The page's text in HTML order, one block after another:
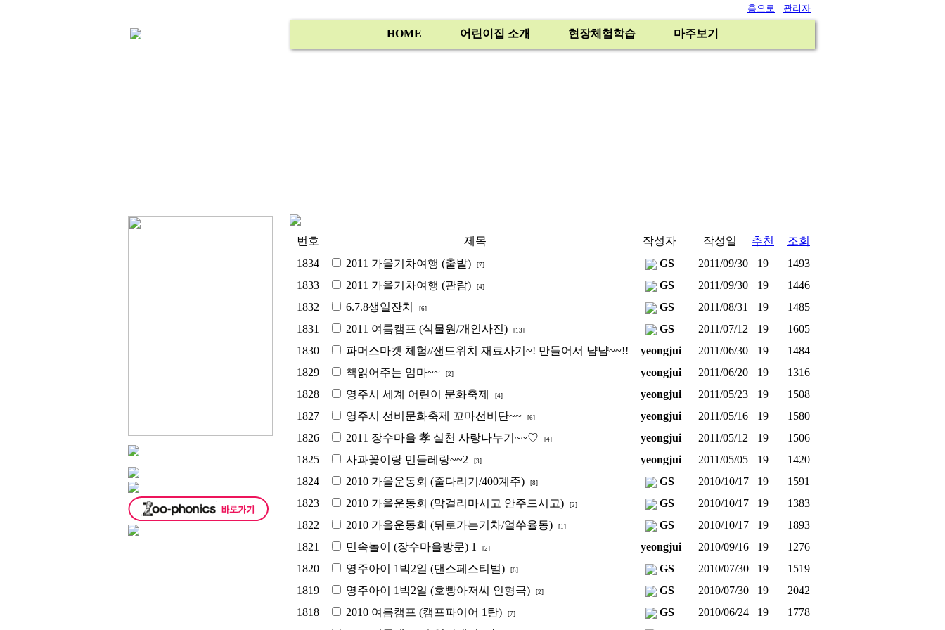
홈으로 관리자
HOME 어린이집 소개 현장체험학습 마주보기
번호 제목 작성자 작성일 추천
조회
1834
2011 가을기차여행 (출발) [7] GS 2011/09/30 19
1493
1833
2011 가을기차여행 (관람) [4] GS 2011/09/30 19
1446
1832
6.7.8생일잔치 [6] GS 2011/08/31 19
1485
1831
2011 여름캠프 (식물원/개인사진) [13] GS 2011/07/12 19
1605
1830
파머스마켓 체험//샌드위치 재료사기~! 만들어서 냠냠~~!! yeongjui 2011/06/30 19
1484
1829
책읽어주는 엄마~~ [2] yeongjui 2011/06/20 19
1316
1828
영주시 세계 어린이 문화축제 [4] yeongjui 2011/05/23 19
1508
1827
영주시 선비문화축제 꼬마선비단~~ [6] yeongjui 2011/05/16 19
1580
1826
2011 장수마을 孝 실천 사랑나누기~~♡ [4] yeongjui 2011/05/12 19
1506
1825
사과꽃이랑 민들레랑~~2 [3] yeongjui 2011/05/05 19
1420
1824
2010 가을운동회 (줄다리기/400계주) [8] GS 2010/10/17 19
1591
1823
2010 가을운동회 (막걸리마시고 안주드시고) [2] GS 2010/10/17 19
1383
1822
2010 가을운동회 (뒤로가는기차/얼쑤율동) [1] GS 2010/10/17 19
1893
1821
민속놀이 (장수마을방문) 1 [2] yeongjui 2010/09/16 19
1276
1820
영주아이 1박2일 (댄스페스티벌) [6] GS 2010/07/30 19
1519
1819
영주아이 1박2일 (호빵아저씨 인형극) [2] GS 2010/07/30 19
2042
1818
2010 여름캠프 (캠프파이어 1탄) [7] GS 2010/06/24 19
1778